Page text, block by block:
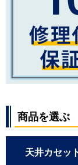
パナソニック
商品を選ぶ
天井カセッ